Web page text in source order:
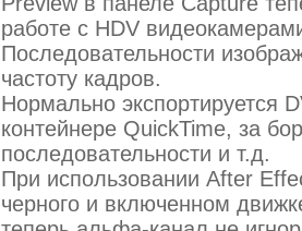
работе с HDV
Последовательности
частоту кадров.
Нормально экспортируется
контейнере QuickTime, за
последовательности и т.д.
При использовании After
черного и включенном